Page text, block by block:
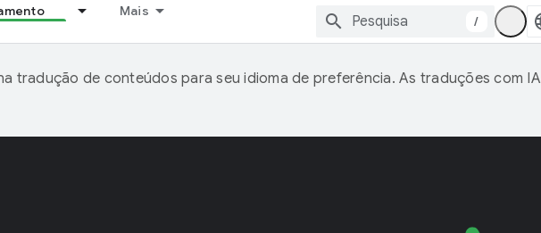
Mais
/
tradução de conteúdos para seu idioma de preferência. As traduções com IA